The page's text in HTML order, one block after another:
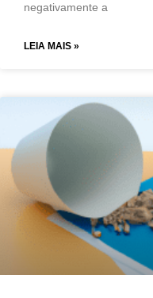
negativamente a
LEIA MAIS »